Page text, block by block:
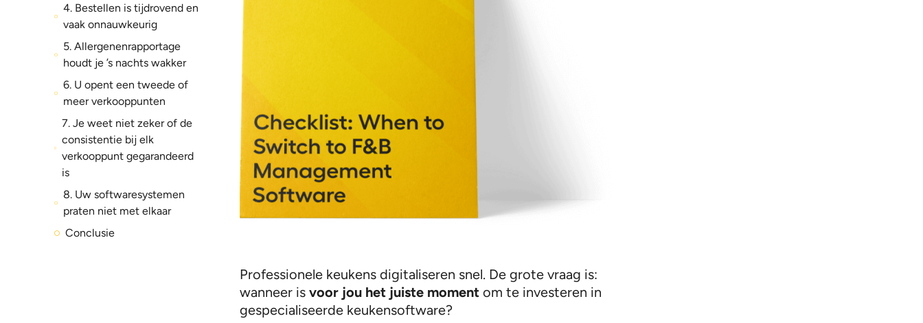
4. Bestellen is tijdrovend en
vaak onnauwkeurig
5. Allergenenrapportage
houdt je ’s nachts wakker
6. U opent een tweede of
meer verkooppunten
7. Je weet niet zeker of de
consistentie bij elk
verkooppunt gegarandeerd
is
8. Uw softwaresystemen
praten niet met elkaar
Conclusie
Professionele keukens digitaliseren snel. De grote vraag is:
wanneer isvoor jou het juiste momentom te investeren in
gespecialiseerde keukensoftware?